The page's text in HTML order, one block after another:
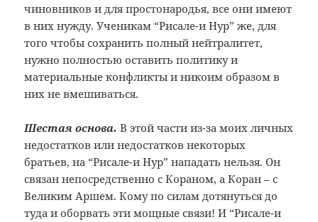
чиновников и для простонародья, все они имеют
в них нужду. Ученикам “Рисале-и Нур” же, для
того чтобы сохранить полный нейтралитет,
нужно полностью оставить политику и
материальные конфликты и никоим образом в
них не вмешиваться.
Шестая основа. В этой части из-за моих личных
недостатков или недостатков некоторых
братьев, на “Рисале-и Нур” нападать нельзя. Он
связан непосредственно с Кораном, а Коран – с
Великим Аршем. Кому по силам дотянуться до
туда и оборвать эти мощные связи! И “Рисале-и